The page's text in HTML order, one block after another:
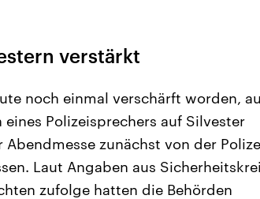
verstärkt
noch einmal verschärft worden,
Polizeisprechers auf Silvester
zunächst von der
Laut Angaben aus
zufolge hatten die Behörden